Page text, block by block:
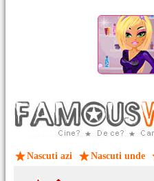
Nascuti azi Nascuti unde